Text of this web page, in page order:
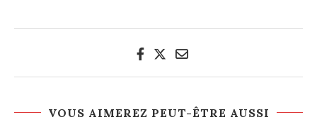
VOUS AIMEREZ PEUT-ÊTRE AUSSI